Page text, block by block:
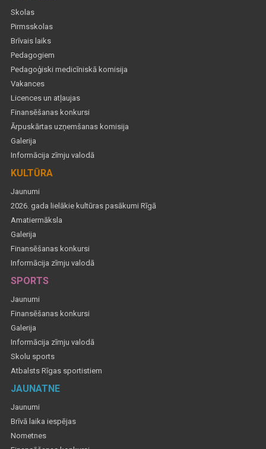
Skolas
Pirmsskolas
Brīvais laiks
Pedagogiem
Pedagoģiski medicīniskā komisija
Vakances
Licences un atļaujas
Finansēšanas konkursi
Ārpuskārtas uzņemšanas komisija
Galerija
Informācija zīmju valodā
KULTŪRA
Jaunumi
2026. gada lielākie kultūras pasākumi Rīgā
Amatiermāksla
Galerija
Finansēšanas konkursi
Informācija zīmju valodā
SPORTS
Jaunumi
Finansēšanas konkursi
Galerija
Informācija zīmju valodā
Skolu sports
Atbalsts Rīgas sportistiem
JAUNATNE
Jaunumi
Brīvā laika iespējas
Nometnes